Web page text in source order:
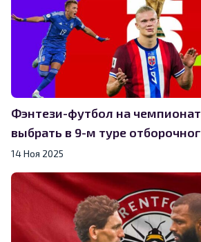
Фэнтези-футбол на
выбрать в 9-м туре
14 Ноя 2025